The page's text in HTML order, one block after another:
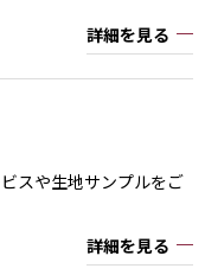
詳細を見る
スや生地サンプルをご
詳細を見る